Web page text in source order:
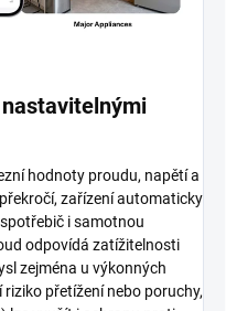
hodnoty proudu, napětí a
zařízení automaticky
i samotnou
odpovídá zatížitelnosti
zejména u výkonných
přetížení nebo poruchy,